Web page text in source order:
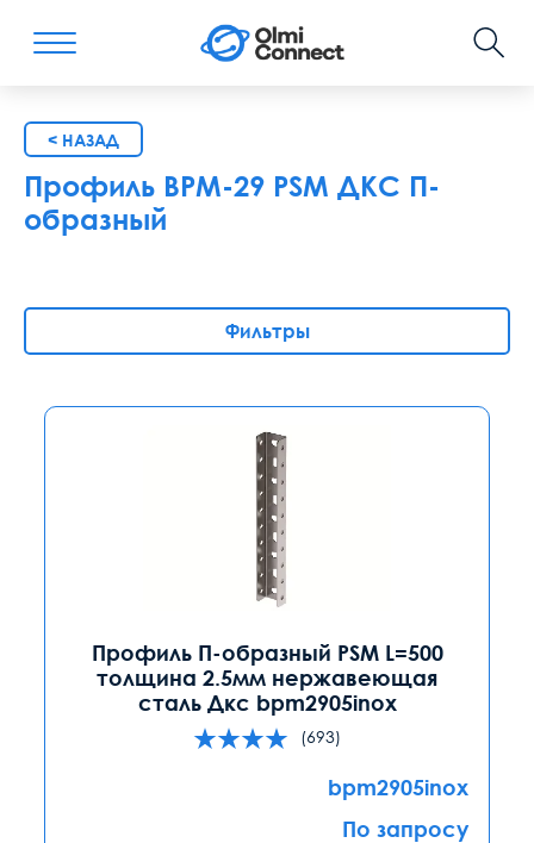
< НАЗАД
Профиль BPM-29 PSM ДКС П-
образный
Фильтры
Профиль П-образный PSM L=500
толщина 2.5мм нержавеющая
сталь Дкс bpm2905inox
(693)
bpm2905inox
По запросу